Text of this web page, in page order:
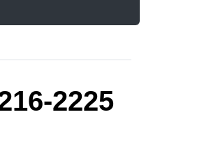
2225